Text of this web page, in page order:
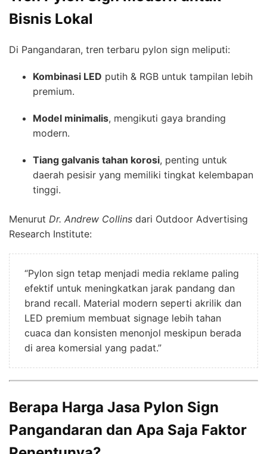
Bisnis Lokal
Di Pangandaran, tren terbaru pylon sign meliputi:
Kombinasi LED putih & RGB untuk tampilan lebih
premium.
Model minimalis, mengikuti gaya branding
modern.
Tiang galvanis tahan korosi, penting untuk
daerah pesisir yang memiliki tingkat kelembapan
tinggi.
Menurut Dr. Andrew Collins dari Outdoor Advertising
Research Institute:
“Pylon sign tetap menjadi media reklame paling
efektif untuk meningkatkan jarak pandang dan
brand recall. Material modern seperti akrilik dan
LED premium membuat signage lebih tahan
cuaca dan konsisten menonjol meskipun berada
di area komersial yang padat.”
Berapa Harga Jasa Pylon Sign
Pangandaran dan Apa Saja Faktor